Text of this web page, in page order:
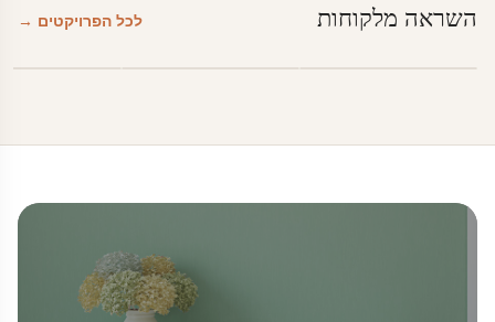
השראה מלקוחות לכל הפרויקטים →